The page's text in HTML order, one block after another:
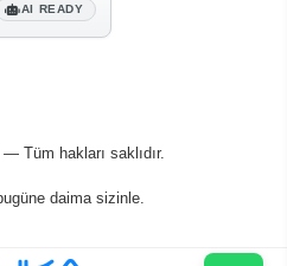
AI READY
Tüm hakları saklıdır.
daima sizinle.